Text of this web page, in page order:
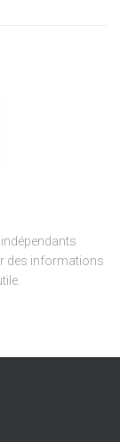
des informations